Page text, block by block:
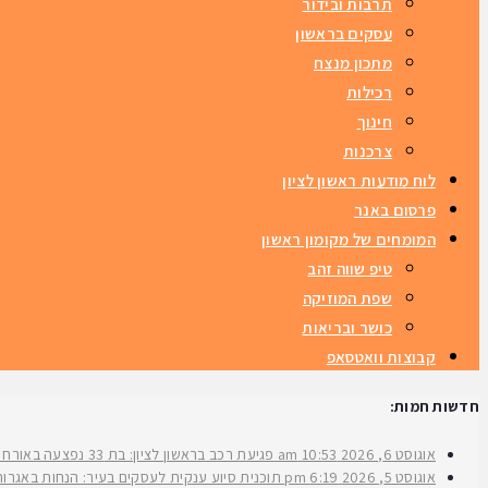
עסקים בראשון
מתכון מנצח
רכילות
חינוך
צרכנות
לוח מודעות ראשון לציון
פרסום באנר
המומחים של מקומון ראשון
טיפ שווה זהב
שפת המוזיקה
כושר ובריאות
קבוצות וואטסאפ
חדשות חמות:
אוגוסט 6, 2026 10:53 am
פגיעת רכב בראשון לציון: בת 33 נפצעה באורח בינוני ברחוב ירושלים
אוגוסט 5, 2026
6:19 pm
תוכנית סיוע ענקית לעסקים בעיר: הנחות